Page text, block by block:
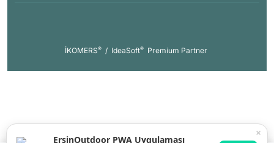
İKOMERS® / IdeaSoft® Premium Partner
×
ErsinOutdoor PWA Uygulaması